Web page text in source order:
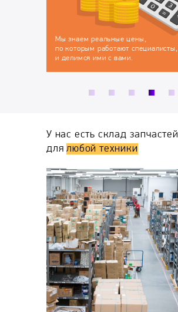
У нас есть склад запчастей
длялюбой техники